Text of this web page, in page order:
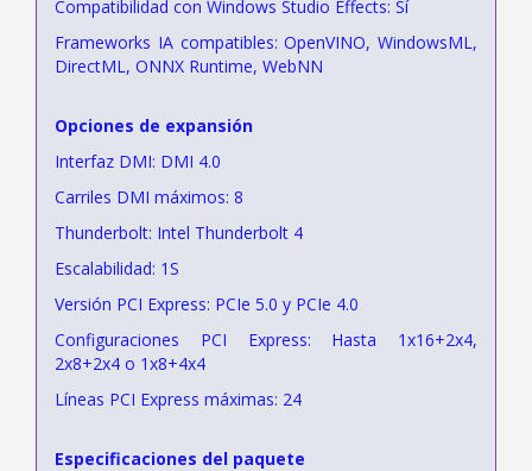
Compatibilidad con Windows Studio Effects: Sí
Frameworks IA compatibles: OpenVINO, WindowsML,
DirectML, ONNX Runtime, WebNN
Opciones de expansión
Interfaz DMI: DMI 4.0
Carriles DMI máximos: 8
Thunderbolt: Intel Thunderbolt 4
Escalabilidad: 1S
Versión PCI Express: PCIe 5.0 y PCIe 4.0
Configuraciones PCI Express: Hasta 1x16+2x4,
2x8+2x4 o 1x8+4x4
Líneas PCI Express máximas: 24
Especificaciones del paquete